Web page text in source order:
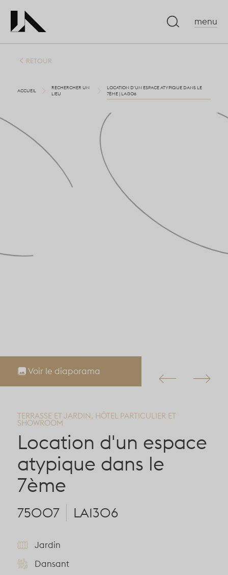
menu
Voir le diaporama
RETOUR
ACCUEIL
RECHERCHER UN
LIEU
LOCATION D'UN ESPACE ATYPIQUE DANS LE
7ÈME | LA1306
TERRASSE ET JARDIN, HÔTEL PARTICULIER ET
SHOWROOM
Location d'un espace
atypique dans le
7ème
75007 LA1306
Jardin
Dansant